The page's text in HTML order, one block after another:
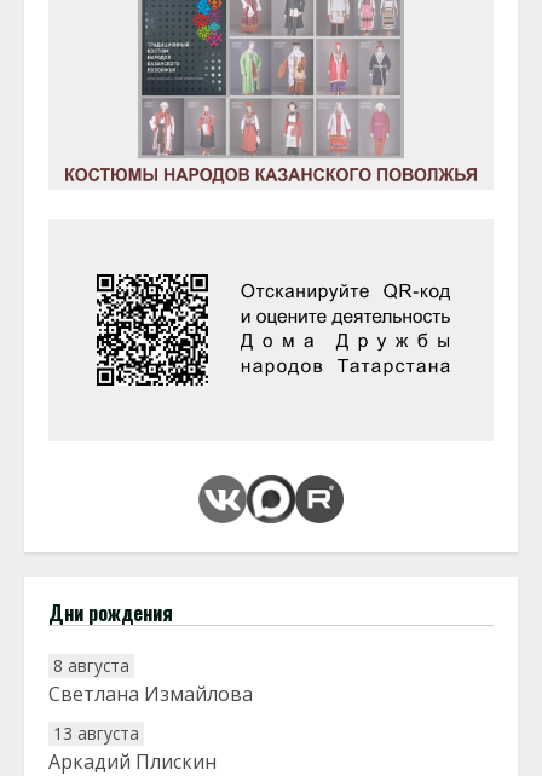
Дни рождения
8 августа
Светлана Измайлова
13 августа
Аркадий Плискин